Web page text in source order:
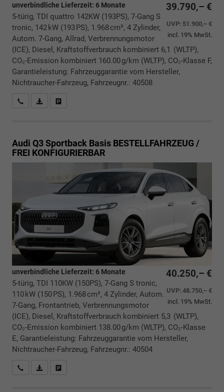
39.790,– €
UVP: 51.900,– €
incl. 19% MwSt.
unverbindliche Lieferzeit: 6 Monate
5-türig, TDI quattro 142KW (193PS), 7-Gang S
tronic, 142 kW (193 PS), 1.968 cm³, 4 Zylinder,
Autom. 7-Gang, Allrad, Verbrennungsmotor
(ICE), Diesel, Kraftstoffverbrauch kombiniert 6,1 (WLTP),
CO₂-Emission kombiniert 160.00 g/km (WLTP), CO₂-Klasse F,
Garantieleistung: Fahrzeuggarantie vom Hersteller,
Nichtraucher-Fahrzeug, Fahrzeugnr.: 40508
Rückrufbitte absenden
PDF-Datei, Fahrzeugexposé drucken
Audi Q3 Sportback Basis BESTELLFAHRZEUG /
FREI KONFIGURIERBAR
40.250,– €
UVP:48.750,– €
incl. 19% MwSt.
unverbindliche Lieferzeit: 6 Monate
5-türig, TDI 110KW (150PS), 7-Gang S tronic,
110 kW (150 PS), 1.968 cm³, 4 Zylinder, Autom.
7-Gang, Frontantrieb, Verbrennungsmotor
(ICE), Diesel, Kraftstoffverbrauch kombiniert 5,3 (WLTP),
CO₂-Emission kombiniert 138.00 g/km (WLTP), CO₂-Klasse
E, Garantieleistung: Fahrzeuggarantie vom Hersteller,
Nichtraucher-Fahrzeug, Fahrzeugnr.: 40504
Rückrufbitte absenden
PDF-Datei, Fahrzeugexposé drucken